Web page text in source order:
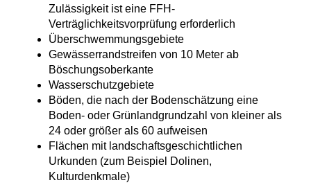
Zulässigkeit ist eine FFH-
Verträglichkeitsvorprüfung erforderlich
Überschwemmungsgebiete
Gewässerrandstreifen von 10 Meter ab
Böschungsoberkante
Wasserschutzgebiete
Böden, die nach der Bodenschätzung eine
Boden- oder Grünlandgrundzahl von kleiner als
24 oder größer als 60 aufweisen
Flächen mit landschaftsgeschichtlichen
Urkunden (zum Beispiel Dolinen,
Kulturdenkmale)